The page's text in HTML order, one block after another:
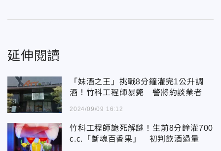
延伸閱讀
「妹酒之王」挑戰8分鐘灌完1公升調
酒！竹科工程師暴斃 警將約談業者
2024/09/09 16:12
竹科工程師詭死解謎！生前8分鐘灌700
c.c.「斷魂百香果」 初判飲酒過量